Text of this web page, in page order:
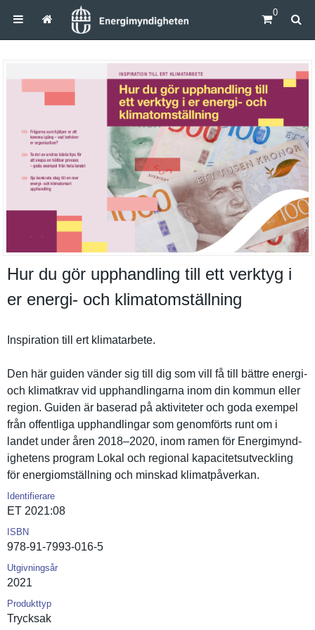
0
Hur du gör upphandling till ett verktyg i
er energi- och klimatomställning
Inspiratio­n till ert klimatarbe­te.
Den här guiden vänder sig till dig som vill få till bättre energi-
och klimatkrav vid upphandlin­garna inom din kommun eller
region. Guiden är baserad på aktivitete­r och goda exempel
från offentliga upphandlin­gar som genomförts runt om i
landet under åren 2018–2020, inom ramen för Energimynd­
ighetens program Lokal och regional kapacitets­utveckling
för energiomst­ällning och minskad klimatpåve­rkan.
Identifierare
ET 2021:08
ISBN
978-91-7993-016-5
Utgivningsår
2021
Produkttyp
Trycksak